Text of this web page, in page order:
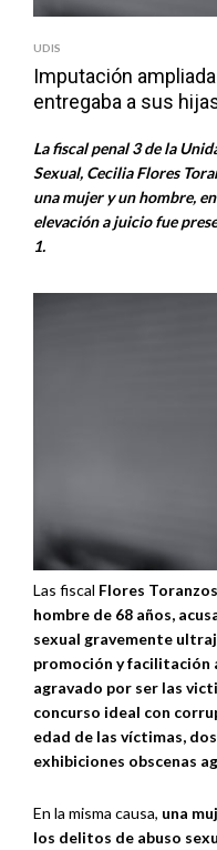
UDIS
Imputación
entregaba a sus
La fiscal penal 3 de la
Sexual, Cecilia Flores
una mujer y un hombre,
elevación a juicio fue
1.
Las fiscal Flores
hombre de 68 años,
sexual gravemente
promoción y facilitación
agravado por ser las
concurso ideal con
edad de las víctimas,
exhibiciones obscenas
En la misma causa, una
los delitos de abuso